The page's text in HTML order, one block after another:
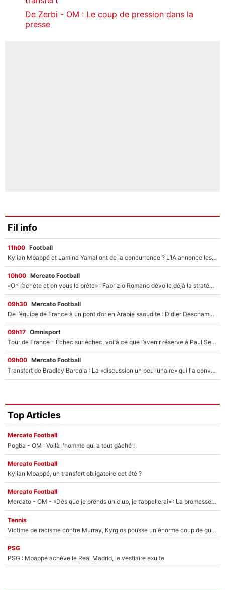
De Zerbi - OM : Le coup de pression dans la
presse
Fil info
11h00 Football
Kylian Mbappé et Lamine Yamal ont de la concurrence ? L’IA annonce les 5 joueurs qui vont dominer le football dans les années à venir !
10h00 Mercato Football
«On l’achète et on vous le prête» : Fabrizio Romano dévoile déjà la stratégie du PSG avec le transfert de Zion Suzuki !
09h30 Mercato Football
De l’équipe de France à un pont d’or en Arabie saoudite : Didier Deschamps a donné sa réponse !
09h17 Omnisport
Tour de France - Échec sur échec, voilà ce que l’avenir réserve à Paul Seixas : «Tant qu’il y aura un Pogacar comme celui-là...»
09h00 Mercato Football
Transfert de Bradley Barcola : La «discussion un peu lunaire» qui l'a convaincu de quitter le PSG, son entourage est pointé du doigt
Top Articles
Mercato Football
Pogba - OM : Voilà l'homme qui a tout gâché !
Mercato Football
Kylian Mbappé, un transfert obligatoire cet été ?
Mercato Football
Mercato - OM - «Dès que je prends un club, je t’appellerai» : La promesse de Marcelino au moment de claquer la porte
Tennis
Victime de racisme contre Murray, Kyrgios pousse un énorme coup de gueule !
PSG
PSG : Mbappé achève le Real Madrid, le vestiaire exulte